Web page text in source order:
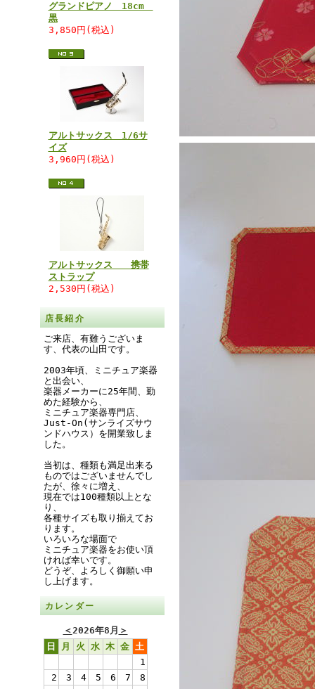
グランドピアノ 18cm
黒
3,850円(税込)
アルトサックス 1/6サ
イズ
3,960円(税込)
アルトサックス 携帯
ストラップ
2,530円(税込)
店長紹介
ご来店、有難うございま
す、代表の山田です。
2003年頃、ミニチュア楽器
と出会い、
楽器メーカーに25年間、勤
めた経験から、
ミニチュア楽器専門店、
Just-On(サンライズサウ
ンドハウス）を開業致しま
した。
当初は、種類も満足出来る
ものではございませんでし
たが、徐々に増え、
現在では100種類以上とな
り、
各種サイズも取り揃えてお
ります。
いろいろな場面で
ミニチュア楽器をお使い頂
ければ幸いです。
どうぞ、よろしく御願い申
し上げます。
カレンダー
＜2026年8月 ＞
日
月 火 水 木 金 土
1
2
3 4 5 6 7
8